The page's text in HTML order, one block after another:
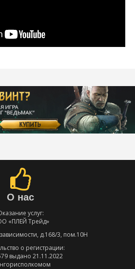
О нас
услуг:
«ПЛЕЙ Трейд»
д.168/3, пом.10Н
о регистрации:
выдано 21.11.2022